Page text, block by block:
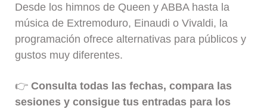
Desde los himnos de Queen y ABBA hasta la
música de Extremoduro, Einaudi o Vivaldi, la
programación ofrece alternativas para públicos y
gustos muy diferentes.
👉Consulta todas las fechas, compara las
sesiones y consigue tus entradas para los